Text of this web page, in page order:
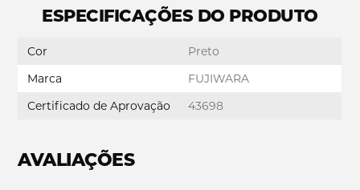
ESPECIFICAÇÕES DO PRODUTO
Cor
Preto
Marca
FUJIWARA
Certificado de Aprovação
43698
AVALIAÇÕES